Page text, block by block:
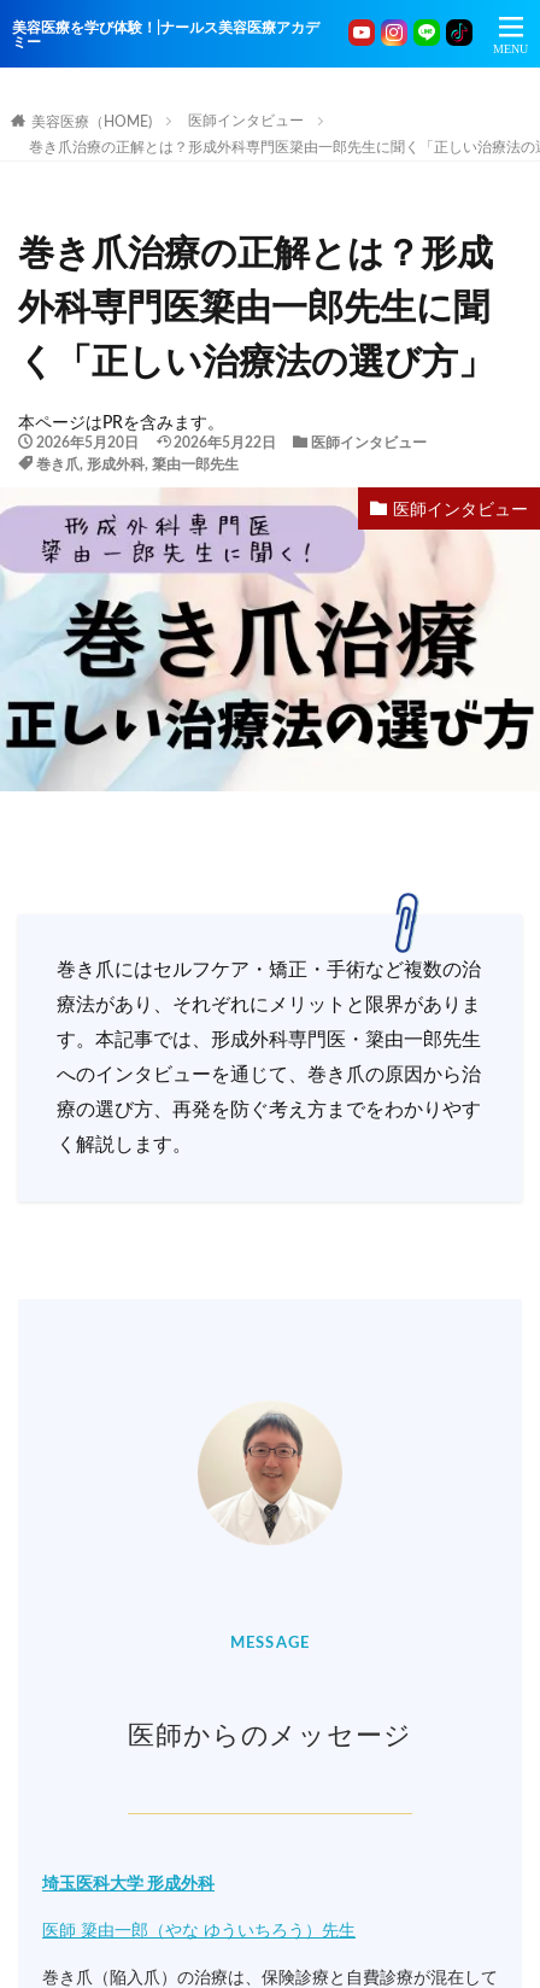
美容医療を学び体験！|ナールス美容医療アカデ
ミー
美容医療（HOME)
医師インタビュー
巻き爪治療の正解とは？形成外科専門医簗由一郎先生に聞く「正しい治療法の
巻き爪治療の正解とは？形成
外科専門医簗由一郎先生に聞
く「正しい治療法の選び方」
本ページはPRを含みます。
2026年5月20日 2026年5月22日
医師インタビュー
巻き爪, 形成外科, 簗由一郎先生
医師インタビュー
巻き爪にはセルフケア・矯正・手術など複数の治
療法があり、それぞれにメリットと限界がありま
す。本記事では、形成外科専門医・簗由一郎先生
へのインタビューを通じて、巻き爪の原因から治
療の選び方、再発を防ぐ考え方までをわかりやす
く解説します。
MESSAGE
医師からのメッセージ
埼玉医科大学 形成外科
医師 簗由一郎（やな ゆういちろう）先生
巻き爪（陥入爪）の治療は、保険診療と自費診療が混在して